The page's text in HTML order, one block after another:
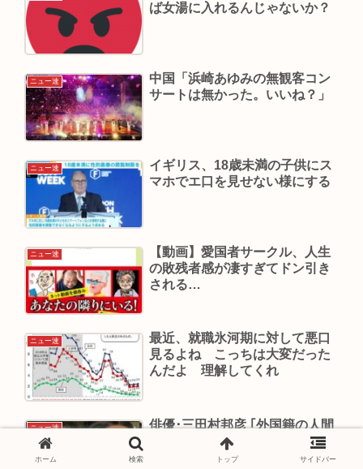
ば女湯に入れるんじゃないか？
ニュー速
中国「浜崎あゆみの無観客コン
サートは無かった。いいね？」
ニュー速
イギリス、18歳未満の子供にス
マホでエ口を見せない様にする
ニュー速
【動画】愛国者サークル、人生
の敗残者感が凄すぎてドン引き
される…
ニュー速
最近、就職氷河期に対して悪口
見るよね こっちは大変だった
んだよ 理解してくれ
ニュー速
俳優･三田村邦彦 ｢外国籍の人間
には日本の土地を買わせるな｡日
本人が日本に住めなくなる｣
ホーム 検索 トップ サイドバー